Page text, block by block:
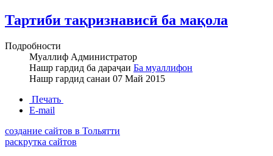
Тартиби тақризнависӣ ба мақола
Подробности
Муаллиф Администратор
Нашр гардид ба дараҷаи Ба муаллифон
Нашр гардид санаи 07 Май 2015
Печать
E-mail
создание сайтов в Тольятти
раскрутка сайтов